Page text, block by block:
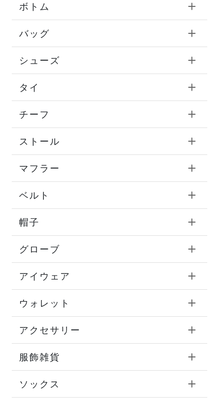
ボトム
バッグ
シューズ
タイ
チーフ
ストール
マフラー
ベルト
帽子
グローブ
アイウェア
ウォレット
アクセサリー
服飾雑貨
ソックス